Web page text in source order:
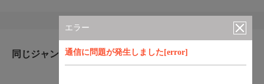
エラー
通信に問題が発生しました[error]
同じジャンルのおすすめ番組